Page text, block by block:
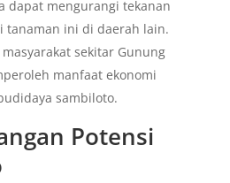
dapat mengurangi tekanan
tanaman ini di daerah lain.
sekitar Gunung
manfaat ekonomi
sambiloto.
Potensi